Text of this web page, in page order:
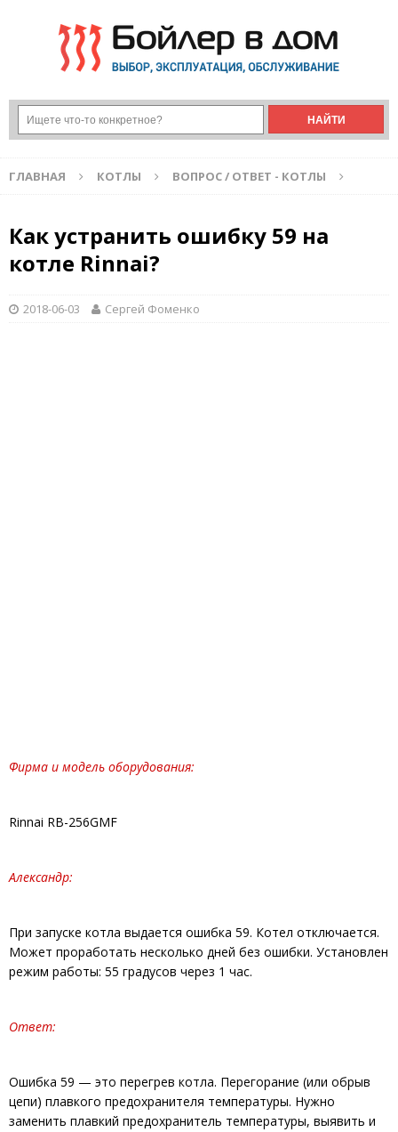
ГЛАВНАЯ КОТЛЫ ВОПРОС / ОТВЕТ - КОТЛЫ
Как устранить ошибку 59 на
котле Rinnai?
2018-06-03 Сергей Фоменко
Фирма и модель оборудования:
Rinnai RB-256GMF
Александр:
При запуске котла выдается ошибка 59. Котел отключается.
Может проработать несколько дней без ошибки. Установлен
режим работы: 55 градусов через 1 час.
Ответ:
Ошибка 59 — это перегрев котла. Перегорание (или обрыв
цепи) плавкого предохранителя температуры. Нужно
заменить плавкий предохранитель температуры, выявить и